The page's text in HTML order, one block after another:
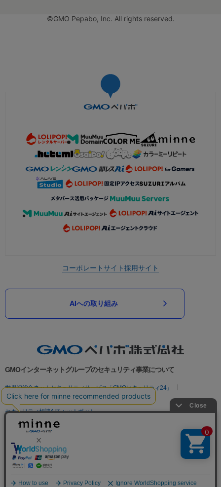
©GMO Pepabo, Inc. All rights reserved.
コーポレートサイト採用サイト
AIへの取り組み
GMOインターネットグループのセキュリティ事業について
世界初総合ネットセキュリティサービス「GMOセキュリティ24」
パスワード漏洩診断
Webサイトリスク診断
セキュリティ相談AIチャットボット
実在証明・盗聴対策
サイバー攻撃対策（GMO Flatt Security）
セキュリティ事業の軌跡